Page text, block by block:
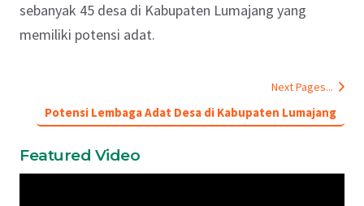
sebanyak 45 desa di Kabupaten Lumajang yang
memiliki potensi adat.
Next Pages...
Potensi Lembaga Adat Desa di Kabupaten Lumajang
Featured Video